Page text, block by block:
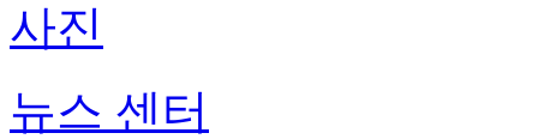
사진
뉴스 센터